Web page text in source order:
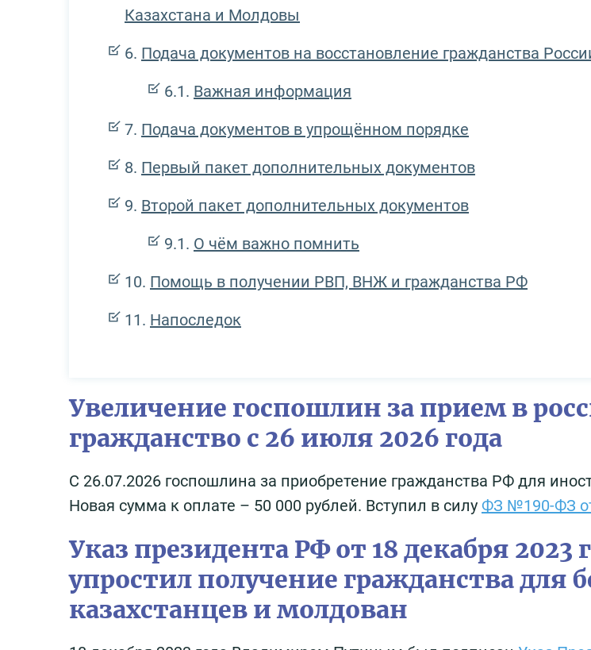
Казахстана и Молдовы
Подача документов на восстановление гражданства
Важная информация
Подача документов в упрощённом порядке
Первый пакет дополнительных документов
Второй пакет дополнительных документов
О чём важно помнить
Помощь в получении РВП, ВНЖ и гражданства РФ
Напоследок
Увеличение госпошлин за прием в
гражданство с 26 июля 2026 года
С 26.07.2026 госпошлина за приобретение гражданства РФ для
Новая сумма к оплате – 50 000 рублей. Вступил в силу ФЗ №190-ФЗ
Указ президента РФ от 18 декабря 2023
упростил получение гражданства для
казахстанцев и молдован